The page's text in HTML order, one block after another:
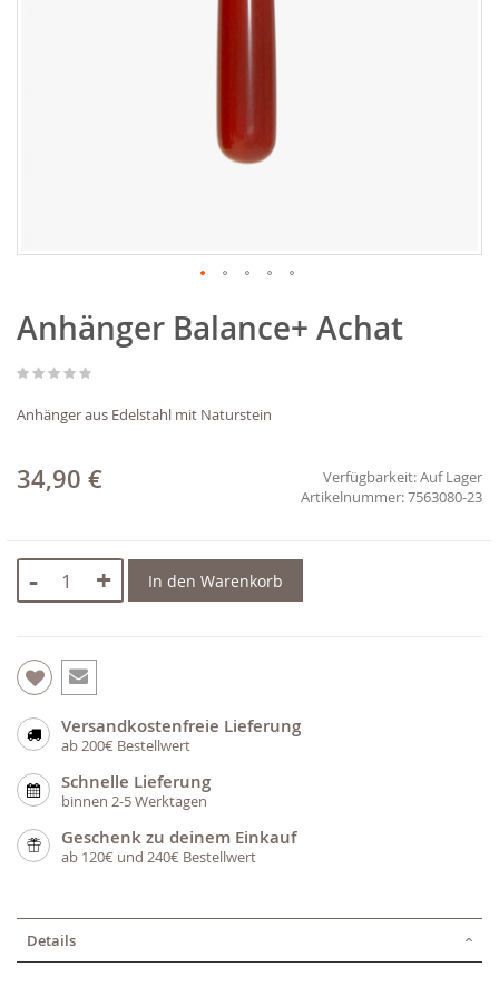
Anfang
der
springen
Anhänger Balance+ Achat
Anhänger aus Edelstahl mit Naturstein
34,90 € Verfügbarkeit:Auf Lager
7563080-23
- + In den Warenkorb
Versandkostenfreie Lieferung
ab 200€ Bestellwert
Schnelle Lieferung
binnen 2-5 Werktagen
Geschenk zu deinem Einkauf
ab 120€ und 240€ Bestellwert
Details